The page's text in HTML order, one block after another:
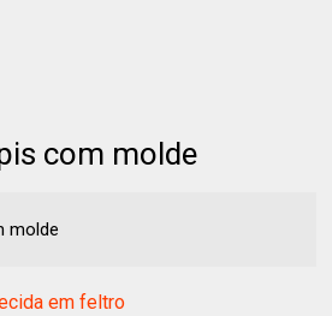
com molde
molde
em feltro